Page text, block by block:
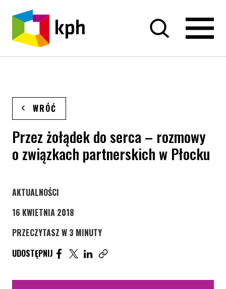
PRZEJDŹ DO TREŚCI
WRÓĆ
Przez żołądek do serca – rozmowy
o związkach partnerskich w Płocku
STRONA KATEGORII WPISÓW
AKTUALNOŚCI
16 KWIETNIA 2018
PRZECZYTASZ W 3 MINUTY
UDOSTĘPNIJ
UDOSTĘPNIJ ARTYKUŁ NA FACEBOOK. STRONA
UDOSTĘPNIJ ARTYKUŁ NA TWITTER.
UDOSTĘPNIJ ARTYKUŁ NA LINKEDIN.